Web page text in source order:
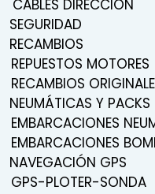
CABLES DIRECCIÓN
SEGURIDAD
RECAMBIOS
REPUESTOS MOTORES
RECAMBIOS
NEUMÁTICAS Y PACKS
EMBARCACIONES
EMBARCACIONES
NAVEGACIÓN GPS
GPS-PLOTER-SONDA